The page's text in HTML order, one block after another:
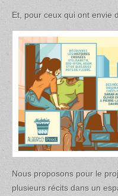
Et, pour ceux qui ont envie
Nous proposons pour le
plusieurs récits dans un